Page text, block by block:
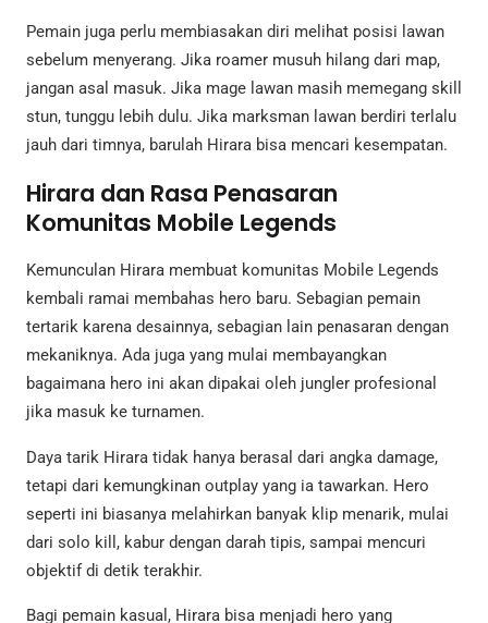
Pemain juga perlu membiasakan diri melihat posisi lawan
sebelum menyerang. Jika roamer musuh hilang dari map,
jangan asal masuk. Jika mage lawan masih memegang skill
stun, tunggu lebih dulu. Jika marksman lawan berdiri terlalu
jauh dari timnya, barulah Hirara bisa mencari kesempatan.
Hirara dan Rasa Penasaran
Komunitas Mobile Legends
Kemunculan Hirara membuat komunitas Mobile Legends
kembali ramai membahas hero baru. Sebagian pemain
tertarik karena desainnya, sebagian lain penasaran dengan
mekaniknya. Ada juga yang mulai membayangkan
bagaimana hero ini akan dipakai oleh jungler profesional
jika masuk ke turnamen.
Daya tarik Hirara tidak hanya berasal dari angka damage,
tetapi dari kemungkinan outplay yang ia tawarkan. Hero
seperti ini biasanya melahirkan banyak klip menarik, mulai
dari solo kill, kabur dengan darah tipis, sampai mencuri
objektif di detik terakhir.
Bagi pemain kasual, Hirara bisa menjadi hero yang